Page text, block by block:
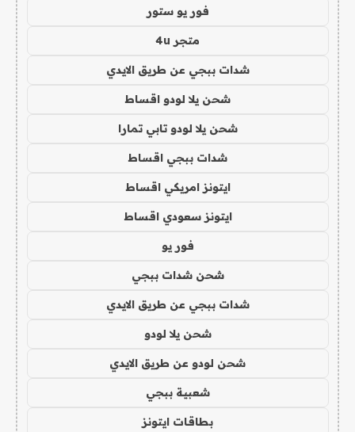
فور يو ستور
متجر 4u
شدات ببجي عن طريق الايدي
شحن يلا لودو اقساط
شحن يلا لودو تابي تمارا
شدات ببجي اقساط
ايتونز امريكي اقساط
ايتونز سعودي اقساط
فور يو
شحن شدات ببجي
شدات ببجي عن طريق الايدي
شحن يلا لودو
شحن لودو عن طريق الايدي
شعبية ببجي
بطاقات ايتونز